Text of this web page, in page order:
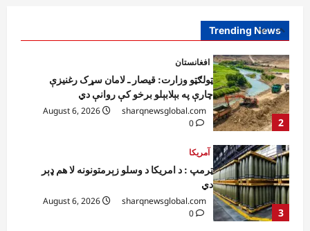
Trending News2
sharqnewsglobal.com
3
آمریکا
ټرمپ : د امریکا د وسلو زېرمتونونه لا هم ډېر
دي
sharqnewsglobal.com
0
4
آمریکا
ټرمپ : ایران سره خبرې د پوځي اقدام پر ځای
غوره بولي
sharqnewsglobal.com
0